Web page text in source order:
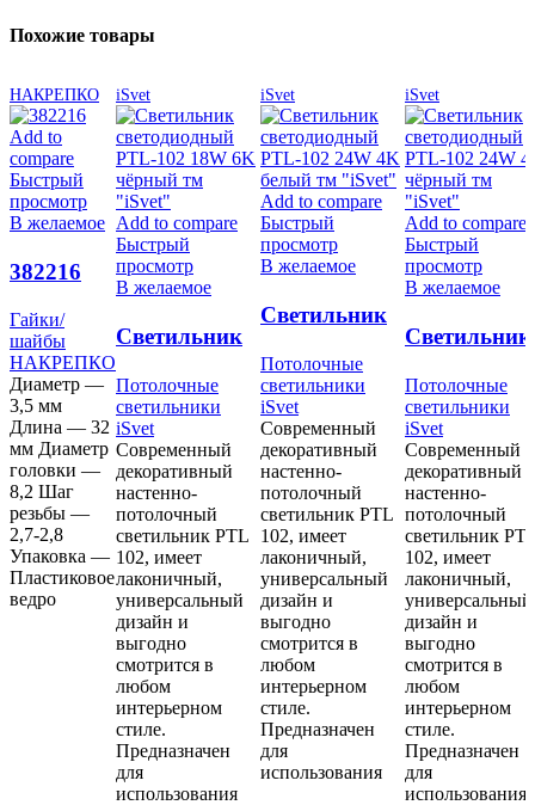
Похожие товары
НАКРЕПКО
Add to
compare
Быстрый
просмотр
В желаемое
382216
Гайки/
шайбы
НАКРЕПКО
Диаметр —
3,5 мм
Длина — 32
мм Диаметр
головки —
8,2 Шаг
резьбы —
2,7-2,8
Упаковка —
Пластиковое
ведро
iSvet
Add to compare
Быстрый
просмотр
В желаемое
Cветильник
PTL-102 18W
6K чёрный
тм «iSvet»
Потолочные
светильники
iSvet
Современный
декоративный
настенно-
потолочный
светильник PTL
102, имеет
лаконичный,
универсальный
дизайн и
выгодно
смотрится в
любом
интерьерном
стиле.
Предназначен
для
использования
iSvet
Add to compare
Быстрый
просмотр
В желаемое
Cветильник
PTL-102 24W
4K белый тм
«iSvet»
Потолочные
светильники
iSvet
Современный
декоративный
настенно-
потолочный
светильник PTL
102, имеет
лаконичный,
универсальный
дизайн и
выгодно
смотрится в
любом
интерьерном
стиле.
Предназначен
для
использования
iSvet
Add to compare
Быстрый
просмотр
В желаемое
Cветильник
PTL-102
4K чёрный
тм «iSvet»
Потолочные
светильники
iSvet
Современный
декоративный
настенно-
потолочный
светильник
102, имеет
лаконичный,
универсальный
дизайн и
выгодно
смотрится в
любом
интерьерном
стиле.
Предназначен
для
использования